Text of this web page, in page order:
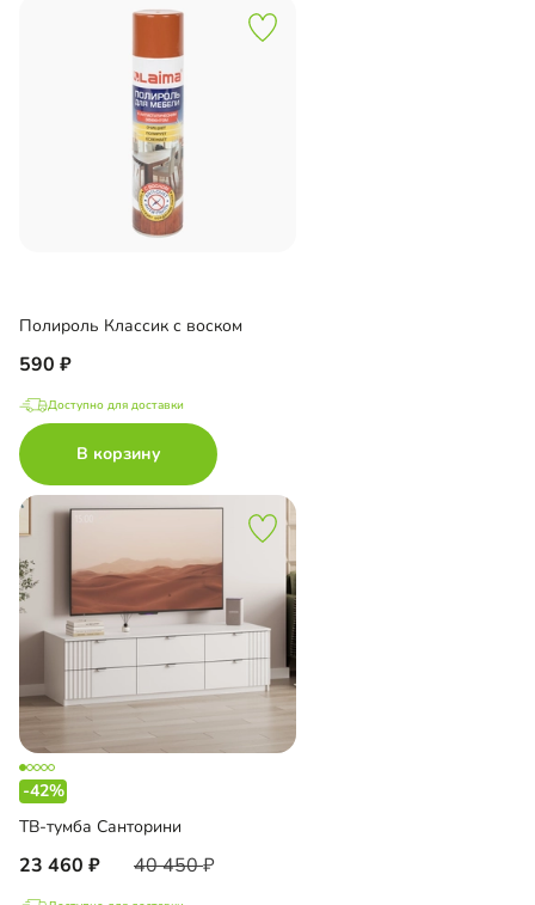
Полироль Классик с воском
590
Доступно для доставки
В корзину
-42%
ТВ-тумба Санторини
23 460 40 450